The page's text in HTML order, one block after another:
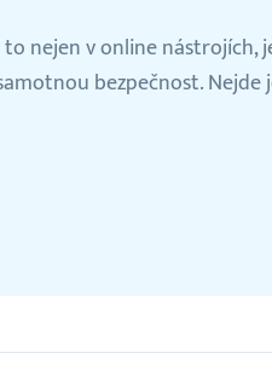
nejen v online nástrojích,
bezpečnost. Nejde